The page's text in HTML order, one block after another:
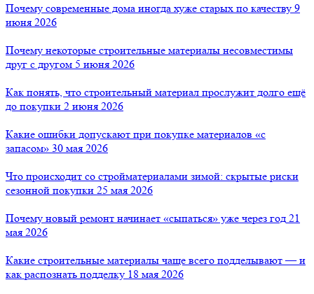
Почему современные дома иногда хуже старых по качеству 9
июня 2026
Почему некоторые строительные материалы несовместимы
друг с другом 5 июня 2026
Как понять, что строительный материал прослужит долго ещё
до покупки 2 июня 2026
Какие ошибки допускают при покупке материалов «с
запасом» 30 мая 2026
Что происходит со стройматериалами зимой: скрытые риски
сезонной покупки 25 мая 2026
Почему новый ремонт начинает «сыпаться» уже через год 21
мая 2026
Какие строительные материалы чаще всего подделывают — и
как распознать подделку 18 мая 2026